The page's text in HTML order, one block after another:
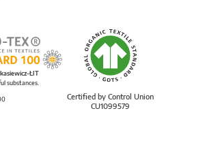
Certified by Control Union
CU1099579
ŁIT
substances.